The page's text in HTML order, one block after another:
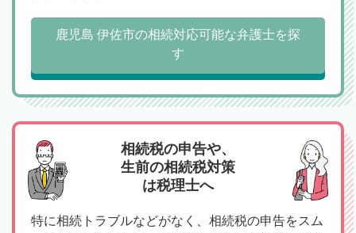
鹿児島 伊佐市の相続対応可能な弁護士を探
す
相続税の申告や、
生前の相続税対策
は税理士へ
特に相続トラブルなどがなく、相続税の申告をスム